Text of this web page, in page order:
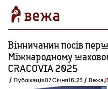
Вінничанин посів
Міжнародному
CRACOVIA 2025
Публікація07 Січня16:23 Вежа,